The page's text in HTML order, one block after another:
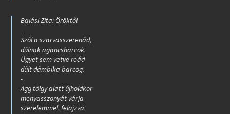
Balási Zita: Öröktől
-
Szól a szarvasszerenád,
dúlnak agancsharcok.
Ügyet sem vetve reád
dúlt dámbika barcog.
-
Agg tölgy alatt újholdkor
menyasszonyát várja
szerelemmel, felajzva,